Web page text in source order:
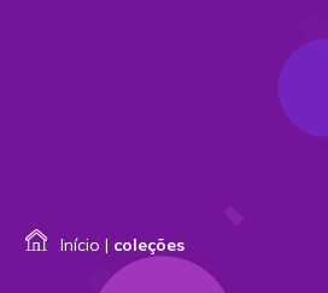
Início | coleções